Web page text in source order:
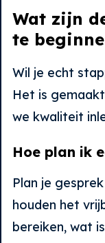
Wat zijn
te
Wil je echt
Het is
we kwaliteit
Hoe plan ik
Plan je
houden het
bereiken, wat